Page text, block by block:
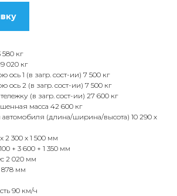
кг
020 кг
ось 1 (в загр. сост-ии) 7 500 кг
ось 2 (в загр. сост-ии) 7 500 кг
(в загр. сост-ии) 27 600 кг
масса 42 600 кг
(длина/ширина/высота) 10 290 х
2 300 x 1 500 мм
+ 3 600 + 1 350 мм
2 020 мм
878 мм
90 км/ч